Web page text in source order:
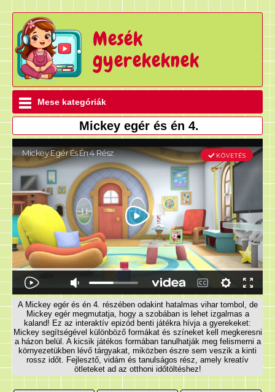
Mesék
gyerekeknek
Mese kategóriák
Mickey egér és én 4.
A Mickey egér és én 4. részében odakint hatalmas vihar tombol, de
Mickey egér megmutatja, hogy a szobában is lehet izgalmas a
kaland! Ez az interaktív epizód benti játékra hívja a gyerekeket:
Mickey segítségével különböző formákat és színeket kell megkeresni
a házon belül. A kicsik játékos formában tanulhatják meg felismerni a
környezetükben lévő tárgyakat, miközben észre sem veszik a kinti
rossz időt. Fejlesztő, vidám és tanulságos rész, amely kreatív
ötleteket ad az otthoni időtöltéshez!